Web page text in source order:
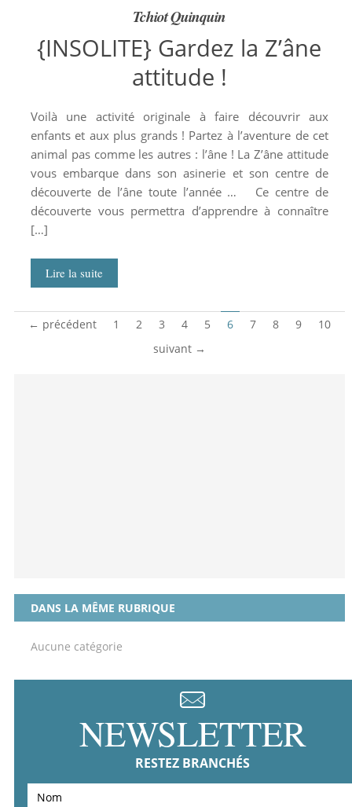
Tchiot Quinquin
{INSOLITE} Gardez la Z’âne
attitude !
Voilà une activité originale à faire découvrir aux
enfants et aux plus grands ! Partez à l’aventure de cet
animal pas comme les autres : l’âne ! La Z’âne attitude
vous embarque dans son asinerie et son centre de
découverte de l’âne toute l’année … Ce centre de
découverte vous permettra d’apprendre à connaître
[…]
Lire la suite
← précédent 1 2 3 4 5 6 7 8 9
10
suivant →
DANS LA MÊME RUBRIQUE
Aucune catégorie
NEWSLETTER
RESTEZ BRANCHÉS